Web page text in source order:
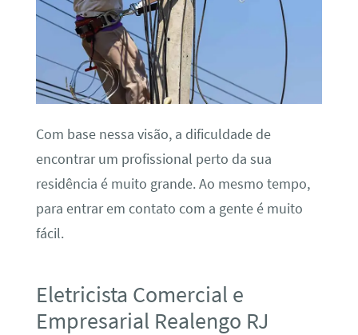
Com base nessa visão, a dificuldade de
encontrar um profissional perto da sua
residência é muito grande. Ao mesmo tempo,
para entrar em contato com a gente é muito
fácil.
Eletricista Comercial e
Empresarial Realengo RJ